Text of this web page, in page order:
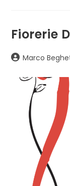
Fiorerie
AutoreMarco